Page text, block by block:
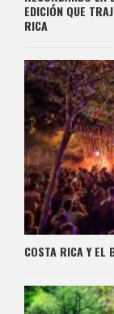
EDICIÓN QUE
RICA
COSTA RICA Y EL